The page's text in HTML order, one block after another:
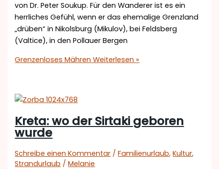
von Dr. Peter Soukup. Für den Wanderer ist es ein
herrliches Gefühl, wenn er das ehemalige Grenzland
„drüben“ in Nikolsburg (Mikulov), bei Feldsberg
(Valtice), in den Pollauer Bergen
Grenzenloses Mähren Weiterlesen »
Kreta: wo der Sirtaki geboren
wurde
Schreibe einen Kommentar /Familienurlaub,Kultur,
Strandurlaub /Melanie